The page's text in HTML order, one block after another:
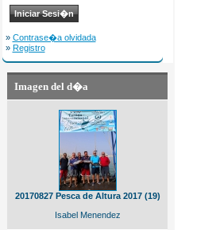
» Contrase�a olvidada
» Registro
Imagen del d�a
20170827 Pesca de Altura 2017 (19)
Isabel Menendez